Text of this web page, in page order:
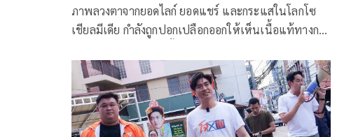
ภาพลวงตาจากยอดไลก์ ยอดแชร์ และกระแสในโลกโซ
เชียลมีเดีย กำลังถูกปอกเปลือกออกให้เห็นเนื้อแท้ทางการ
และนายกเมืองพัทยา เมื่อวันที่ 28 มิถุนายนที่ผ่านมา